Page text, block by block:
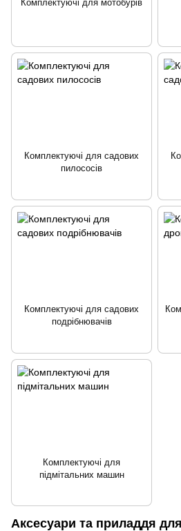
Аксесуари та приладдя
Комплектуючі для мотобурів
Комплектуючі для садових
пилососів
Комплектуючі для садових
подрібнювачів
Комплектуючі для
підмітальних машин